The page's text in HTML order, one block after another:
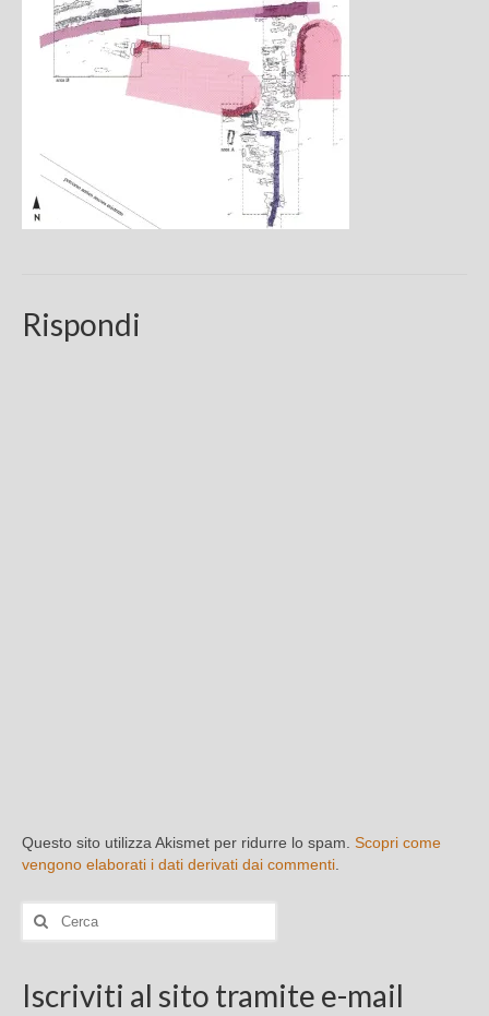
Chi sono
FAQ
Rispondi
Questo sito utilizza Akismet per ridurre lo spam. Scopri come
vengono elaborati i dati derivati dai commenti
Cerca:
Iscriviti al sito tramite e-mail